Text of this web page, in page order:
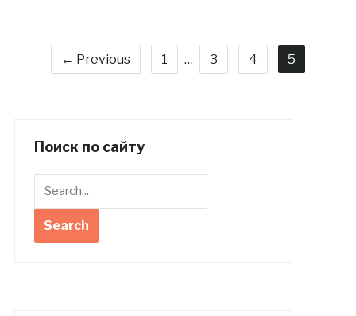
← Previous 1 … 3 4 5
Поиск по сайту